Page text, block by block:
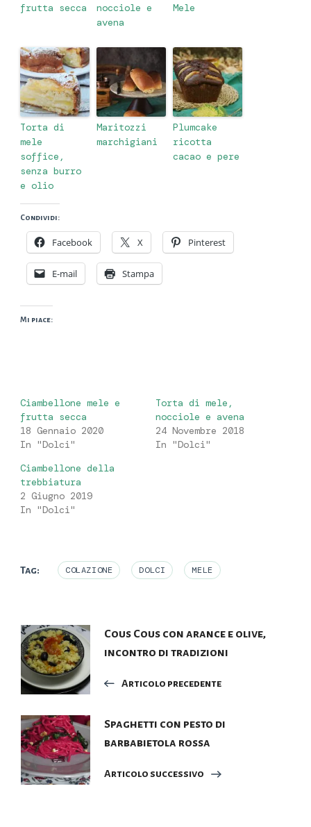
frutta secca
nocciole e
avena
Mele
Torta di
mele
soffice,
senza burro
e olio
Maritozzi
marchigiani
Plumcake
ricotta
cacao e pere
Condividi:
Facebook X Pinterest
E-mail Stampa
Mi piace:
Ciambellone mele e
frutta secca
18 Gennaio 2020
In "Dolci"
Torta di mele,
nocciole e avena
24 Novembre 2018
In "Dolci"
Ciambellone della
trebbiatura
2 Giugno 2019
In "Dolci"
Tag: COLAZIONE DOLCI MELE
Navigazione
articoli
Cous Cous con arance e olive,
incontro di tradizioni
Articolo precedente
Spaghetti con pesto di
barbabietola rossa
Articolo successivo